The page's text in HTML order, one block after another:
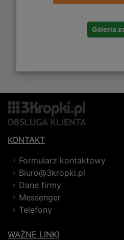
Galeria
KONTAKT
Formularz kontaktowy
Biuro@3kropki.pl
Dane firmy
Messenger
Telefony
WAŻNE LINKI